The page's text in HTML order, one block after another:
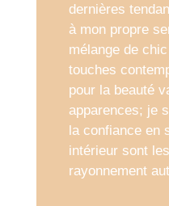
dernières
à mon propre
mélange de
touches
pour la beauté
apparences; je
la confiance en
intérieur sont
rayonnement